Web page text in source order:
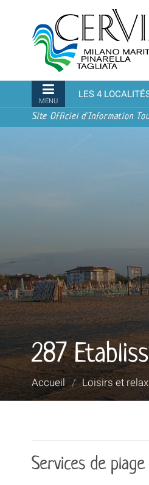
contenu.
à
navigation
turistico
ufficiale
Cervia,
Milano
Marittima,
Pinarella,
Tagliata
Navigation
MENU
LES 4
Site Officiel d'Information
287
Vous
êtes
Accueil / Loisirs et relax
Services de